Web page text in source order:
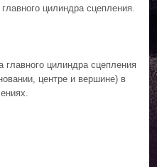
цилиндра сцепления.
главного цилиндра сцепления
центре и вершине) в